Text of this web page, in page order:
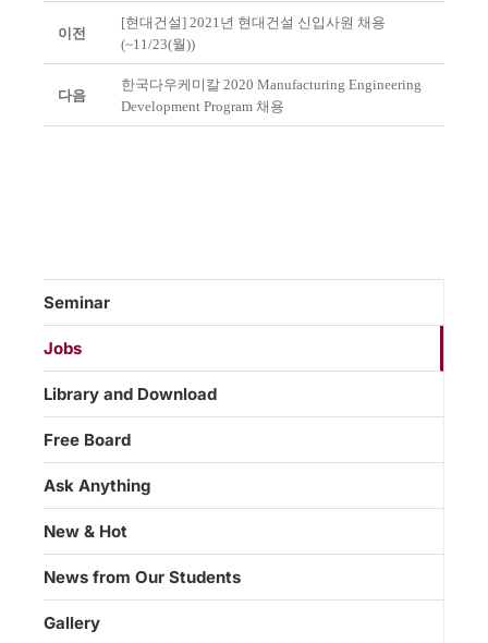
이전
[현대건설] 2021년 현대건설 신입사원 채용
(~11/23(월))
다음
한국다우케미칼 2020 Manufacturing Engineering
Development Program 채용
Seminar
Jobs
Library and Download
Free Board
Ask Anything
New & Hot
News from Our Students
Gallery